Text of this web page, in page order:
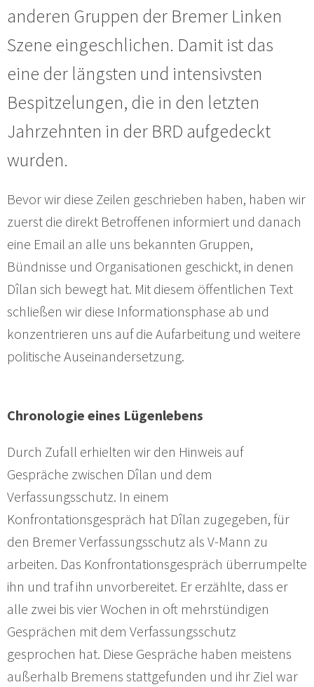
anderen Gruppen der Bremer Linken
Szene eingeschlichen. Damit ist das
eine der längsten und intensivsten
Bespitzelungen, die in den letzten
Jahrzehnten in der BRD aufgedeckt
wurden.
Bevor wir diese Zeilen geschrieben haben, haben wir
zuerst die direkt Betroffenen informiert und danach
eine Email an alle uns bekannten Gruppen,
Bündnisse und Organisationen geschickt, in denen
Dîlan sich bewegt hat. Mit diesem öffentlichen Text
schließen wir diese Informationsphase ab und
konzentrieren uns auf die Aufarbeitung und weitere
politische Auseinandersetzung.
Chronologie eines Lügenlebens
Durch Zufall erhielten wir den Hinweis auf
Gespräche zwischen Dîlan und dem
Verfassungsschutz. In einem
Konfrontationsgespräch hat Dîlan zugegeben, für
den Bremer Verfassungsschutz als V-Mann zu
arbeiten. Das Konfrontationsgespräch überrumpelte
ihn und traf ihn unvorbereitet. Er erzählte, dass er
alle zwei bis vier Wochen in oft mehrstündigen
Gesprächen mit dem Verfassungsschutz
gesprochen hat. Diese Gespräche haben meistens
außerhalb Bremens stattgefunden und ihr Ziel war